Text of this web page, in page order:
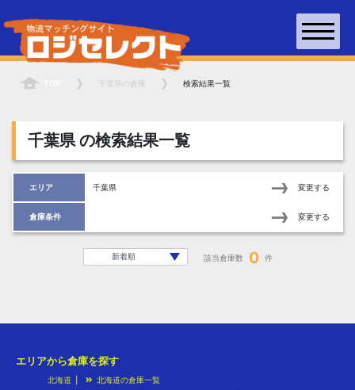
千葉県 の倉庫 検索結果一覧
千葉県の検索結果一覧
エリア 千葉県 変更する
倉庫条件 変更する
該当倉庫数 0 件
エリアから倉庫を探す
北海道
北海道の倉庫一覧